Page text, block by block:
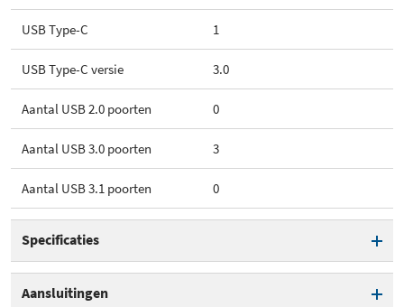
USB Type-C 1
USB Type-C versie 3.0
Aantal USB 2.0 poorten 0
Aantal USB 3.0 poorten 3
Aantal USB 3.1 poorten 0
Specificaties
Aansluitingen